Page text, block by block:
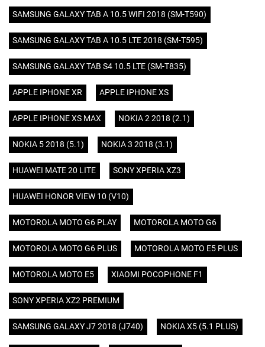
SAMSUNG GALAXY TAB A 10.5 WIFI 2018 (SM-T590)
SAMSUNG GALAXY TAB A 10.5 LTE 2018 (SM-T595)
SAMSUNG GALAXY TAB S4 10.5 LTE (SM-T835)
APPLE IPHONE XR APPLE IPHONE XS
APPLE IPHONE XS MAX NOKIA 2 2018 (2.1)
NOKIA 5 2018 (5.1) NOKIA 3 2018 (3.1)
HUAWEI MATE 20 LITE SONY XPERIA XZ3
HUAWEI HONOR VIEW 10 (V10)
MOTOROLA MOTO G6 PLAY MOTOROLA MOTO G6
MOTOROLA MOTO G6 PLUS MOTOROLA MOTO E5 PLUS
MOTOROLA MOTO E5 XIAOMI POCOPHONE F1
SONY XPERIA XZ2 PREMIUM
SAMSUNG GALAXY J7 2018 (J740) NOKIA X5 (5.1 PLUS)